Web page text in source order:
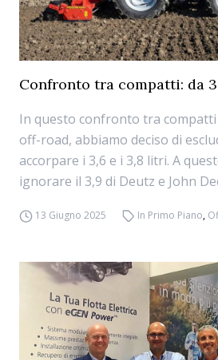
Confronto tra compatti: da
In questo confronto tra
off-road, abbiamo deciso di
accorpare i 3,6 e i 3,8 litri. A
ignorare il 3,9 di Deutz e John
13 Giugno 2025 In Primo Piano,